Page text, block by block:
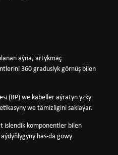
aýna, artykmaç
360 graduslyk görnüş bilen
(BP) we kabeller aýratyn yzky
we tämizligini saklaýar.
islendik komponentler bilen
has-da gowy